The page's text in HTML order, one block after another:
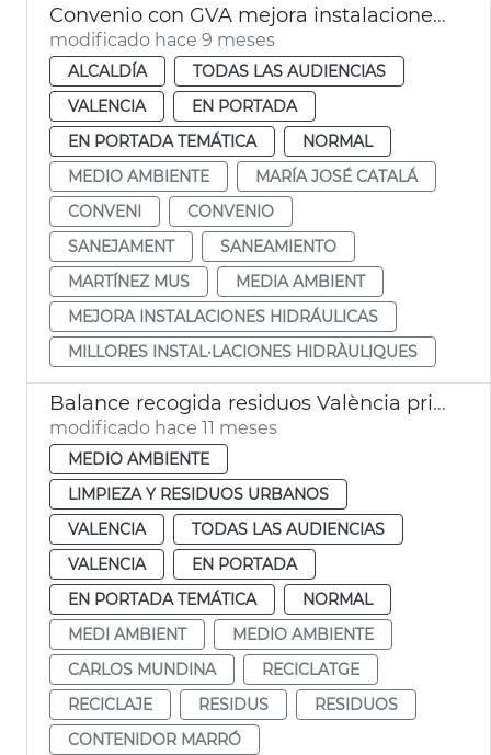
Convenio con GVA mejora instalaciones hidráulicas
modificado hace 9 meses
ALCALDÍA
TODAS LAS AUDIENCIAS
VALENCIA
EN PORTADA
EN PORTADA TEMÁTICA
NORMAL
MEDIO AMBIENTE
MARÍA JOSÉ CATALÁ
CONVENI
CONVENIO
SANEJAMENT
SANEAMIENTO
MARTÍNEZ MUS
MEDIA AMBIENT
MEJORA INSTALACIONES HIDRÁULICAS
MILLORES INSTAL·LACIONES HIDRÀULIQUES
Balance recogida residuos València primer semestre 2025
modificado hace 11 meses
MEDIO AMBIENTE
LIMPIEZA Y RESIDUOS URBANOS
VALENCIA
TODAS LAS AUDIENCIAS
VALENCIA
EN PORTADA
EN PORTADA TEMÁTICA
NORMAL
MEDI AMBIENT
MEDIO AMBIENTE
CARLOS MUNDINA
RECICLATGE
RECICLAJE
RESIDUS
RESIDUOS
CONTENIDOR MARRÓ